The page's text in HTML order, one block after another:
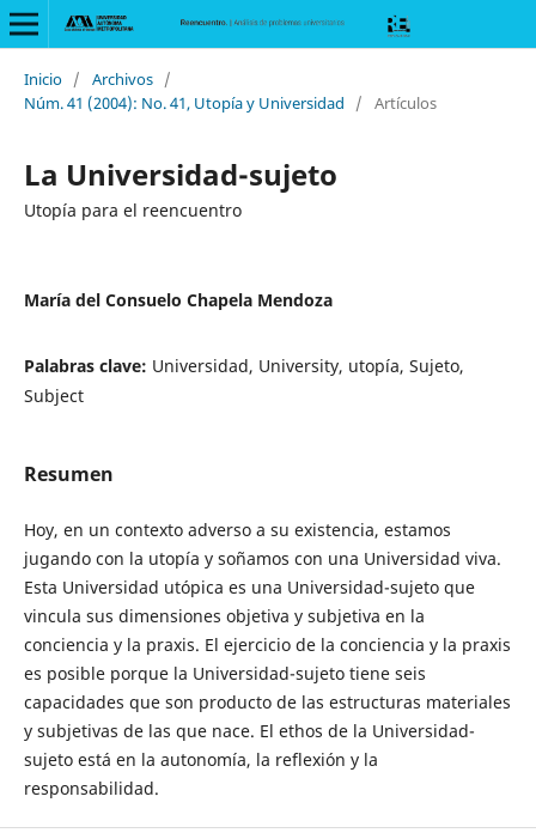
Inicio / Archivos /
Núm. 41 (2004): No. 41, Utopía y Universidad
/ Artículos
La Universidad-sujeto
Utopía para el reencuentro
María del Consuelo Chapela Mendoza
Palabras clave: Universidad, University, utopía, Sujeto,
Subject
Resumen
Hoy, en un contexto adverso a su existencia, estamos
jugando con la utopía y soñamos con una Universidad viva.
Esta Universidad utópica es una Universidad-sujeto que
vincula sus dimensiones objetiva y subjetiva en la
conciencia y la praxis. El ejercicio de la conciencia y la praxis
es posible porque la Universidad-sujeto tiene seis
capacidades que son producto de las estructuras materiales
y subjetivas de las que nace. El ethos de la Universidad-
sujeto está en la autonomía, la reflexión y la
responsabilidad.